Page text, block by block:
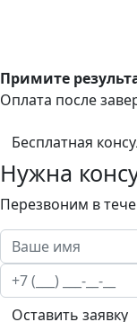
Примите
Оплата после
Бесплатная
Нужна
Перезвоним в
Оставить заявку